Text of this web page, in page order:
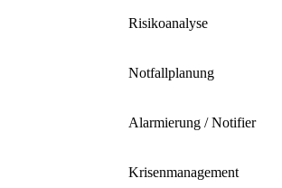
Risikoanalyse
Notfallplanung
Alarmierung / Notifier
Krisenmanagement